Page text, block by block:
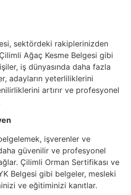
sektördeki rakiplerinizden
Ağaç Kesme Belgesi gibi
iş dünyasında daha fazla
adayların yeterliliklerini
artırır ve profesyonel
işverenler ve
güvenilir ve profesyonel
Çilimli Orman Sertifikası ve
Belgesi gibi belgeler, mesleki
ve eğitiminizi kanıtlar.